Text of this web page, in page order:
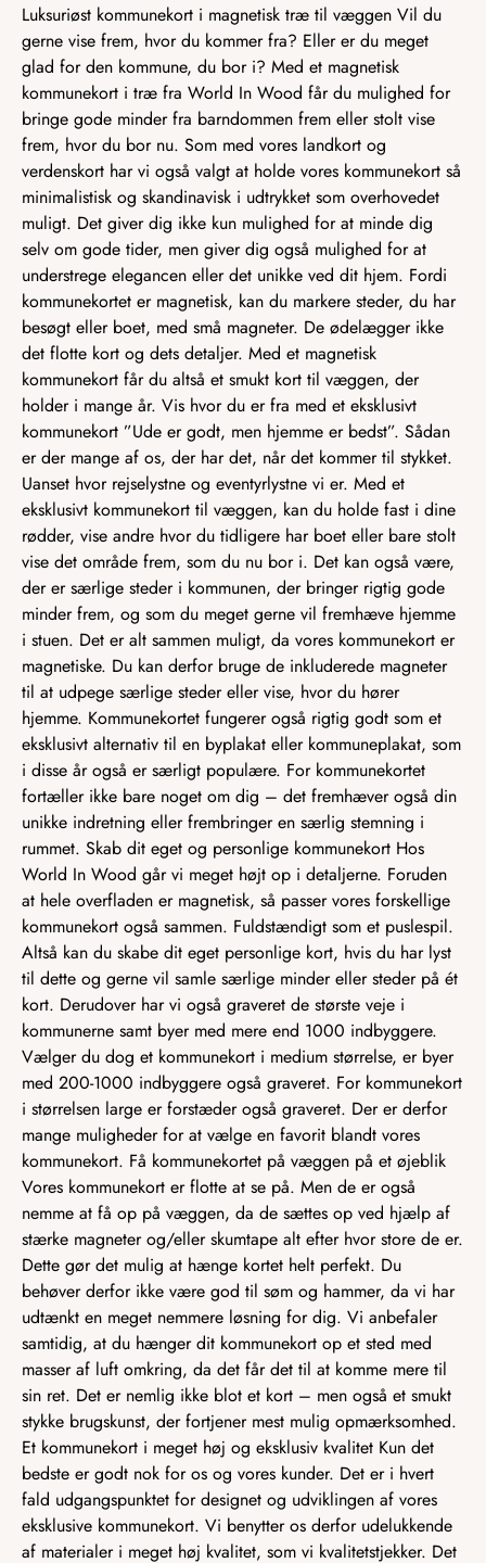
Luksuriøst kommunekort i magnetisk træ til væggen Vil du
gerne vise frem, hvor du kommer fra? Eller er du meget
glad for den kommune, du bor i? Med et magnetisk
kommunekort i træ fra World In Wood får du mulighed for
bringe gode minder fra barndommen frem eller stolt vise
frem, hvor du bor nu. Som med vores landkort og
verdenskort har vi også valgt at holde vores kommunekort så
minimalistisk og skandinavisk i udtrykket som overhovedet
muligt. Det giver dig ikke kun mulighed for at minde dig
selv om gode tider, men giver dig også mulighed for at
understrege elegancen eller det unikke ved dit hjem. Fordi
kommunekortet er magnetisk, kan du markere steder, du har
besøgt eller boet, med små magneter. De ødelægger ikke
det flotte kort og dets detaljer. Med et magnetisk
kommunekort får du altså et smukt kort til væggen, der
holder i mange år. Vis hvor du er fra med et eksklusivt
kommunekort ”Ude er godt, men hjemme er bedst”. Sådan
er der mange af os, der har det, når det kommer til stykket.
Uanset hvor rejselystne og eventyrlystne vi er. Med et
eksklusivt kommunekort til væggen, kan du holde fast i dine
rødder, vise andre hvor du tidligere har boet eller bare stolt
vise det område frem, som du nu bor i. Det kan også være,
der er særlige steder i kommunen, der bringer rigtig gode
minder frem, og som du meget gerne vil fremhæve hjemme
i stuen. Det er alt sammen muligt, da vores kommunekort er
magnetiske. Du kan derfor bruge de inkluderede magneter
til at udpege særlige steder eller vise, hvor du hører
hjemme. Kommunekortet fungerer også rigtig godt som et
eksklusivt alternativ til en byplakat eller kommuneplakat, som
i disse år også er særligt populære. For kommunekortet
fortæller ikke bare noget om dig – det fremhæver også din
unikke indretning eller frembringer en særlig stemning i
rummet. Skab dit eget og personlige kommunekort Hos
World In Wood går vi meget højt op i detaljerne. Foruden
at hele overfladen er magnetisk, så passer vores forskellige
kommunekort også sammen. Fuldstændigt som et puslespil.
Altså kan du skabe dit eget personlige kort, hvis du har lyst
til dette og gerne vil samle særlige minder eller steder på ét
kort. Derudover har vi også graveret de største veje i
kommunerne samt byer med mere end 1000 indbyggere.
Vælger du dog et kommunekort i medium størrelse, er byer
med 200-1000 indbyggere også graveret. For kommunekort
i størrelsen large er forstæder også graveret. Der er derfor
mange muligheder for at vælge en favorit blandt vores
kommunekort. Få kommunekortet på væggen på et øjeblik
Vores kommunekort er flotte at se på. Men de er også
nemme at få op på væggen, da de sættes op ved hjælp af
stærke magneter og/eller skumtape alt efter hvor store de er.
Dette gør det mulig at hænge kortet helt perfekt. Du
behøver derfor ikke være god til søm og hammer, da vi har
udtænkt en meget nemmere løsning for dig. Vi anbefaler
samtidig, at du hænger dit kommunekort op et sted med
masser af luft omkring, da det får det til at komme mere til
sin ret. Det er nemlig ikke blot et kort – men også et smukt
stykke brugskunst, der fortjener mest mulig opmærksomhed.
Et kommunekort i meget høj og eksklusiv kvalitet Kun det
bedste er godt nok for os og vores kunder. Det er i hvert
fald udgangspunktet for designet og udviklingen af vores
eksklusive kommunekort. Vi benytter os derfor udelukkende
af materialer i meget høj kvalitet, som vi kvalitetstjekker. Det